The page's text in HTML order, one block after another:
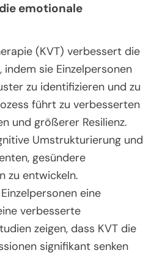
emotionale
(KVT) verbessert die
sie Einzelpersonen
zu identifizieren und zu
führt zu verbesserten
und größerer Resilienz.
Umstrukturierung und
gesündere
zu entwickeln.
eine
verbesserte
zeigen, dass KVT die
signifikant senken